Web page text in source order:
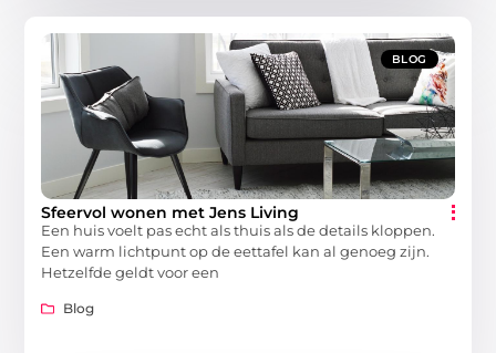
BLOG
Sfeervol wonen met Jens Living
Een huis voelt pas echt als thuis als de details kloppen.
Een warm lichtpunt op de eettafel kan al genoeg zijn.
Hetzelfde geldt voor een
Blog